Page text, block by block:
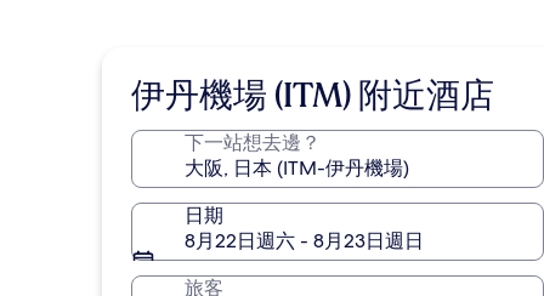
伊丹機場 (ITM) 附近酒店
下一站想去邊？
日期
8月22日週六 - 8月23日週日
旅客